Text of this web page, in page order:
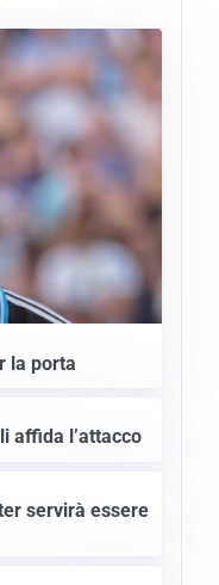
la porta
affida l’attacco
servirà essere